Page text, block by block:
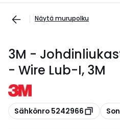
Näytä murupolku
3M -
- Wire Lub-I, 3M
Kopioi
Sähkönro 5242966